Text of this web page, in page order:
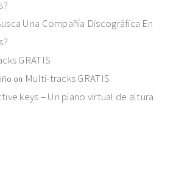
Una Compañía Discográfica En
GRATIS
on Multi-tracks GRATIS
keys – Un piano virtual de altura